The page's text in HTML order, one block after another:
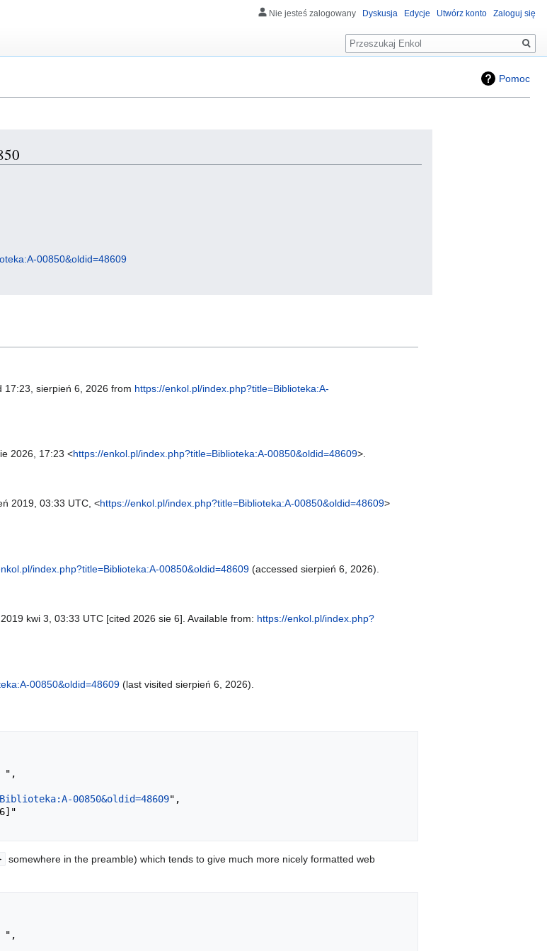
Pomoc
00850&oldid=48609
17:23, sierpień 6, 2026 from https://enkol.pl/index.php?title=Biblioteka:A-
2026, 17:23 <https://enkol.pl/index.php?title=Biblioteka:A-00850&oldid=48609>.
2019, 03:33 UTC, <https://enkol.pl/index.php?title=Biblioteka:A-00850&oldid=48609>
index.php?title=Biblioteka:A-00850&oldid=48609 (accessed sierpień 6, 2026).
kwi 3, 03:33 UTC [cited 2026 sie 6]. Available from: https://enkol.pl/index.php?
00850&oldid=48609 (last visited sierpień 6, 2026).
00850&oldid=48609",
somewhere in the preamble) which tends to give much more nicely formatted web
Nie jesteś zalogowany Dyskusja Edycje Utwórz konto Zaloguj się
Szukaj